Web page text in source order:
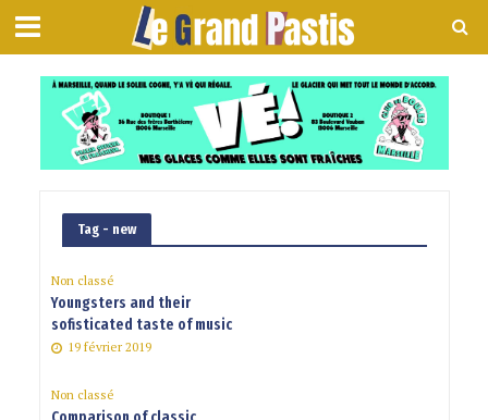
Tag - new
Non classé
Youngsters and their
sofisticated taste of music
19 février 2019
Non classé